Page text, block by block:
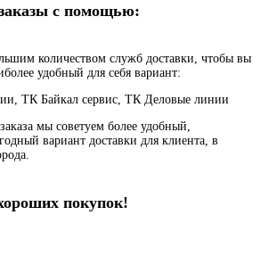
с помощью:
количеством служб доставки, чтобы вы
удобный для себя вариант:
ТК Байкал сервис, ТК Деловые линии
мы советуем более удобный,
вариант доставки для клиента, в
покупок!